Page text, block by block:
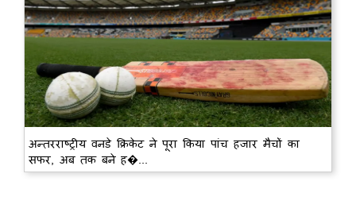
अन्तरराष्ट्रीय वनडे क्रिकेट ने पूरा किया पांच हजार मैचों का
सफर, अब तक बने ह�...